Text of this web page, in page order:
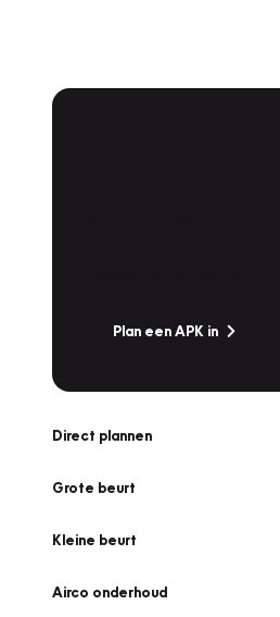
Plan een APK in
Direct plannen
Grote beurt
Kleine beurt
Airco onderhoud